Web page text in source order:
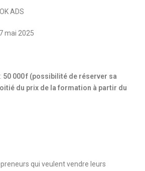
ADS
mai 2025
: 50 000 f (possibilité de réserver sa
du prix de la formation à partir du
qui veulent vendre leurs